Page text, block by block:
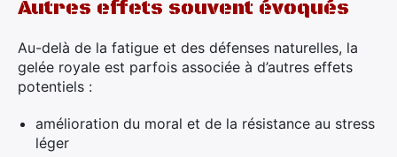
Autres effets souvent évoqués
Au-delà de la fatigue et des défenses naturelles, la
gelée royale est parfois associée à d’autres effets
potentiels :
amélioration du moral et de la résistance au stress
léger